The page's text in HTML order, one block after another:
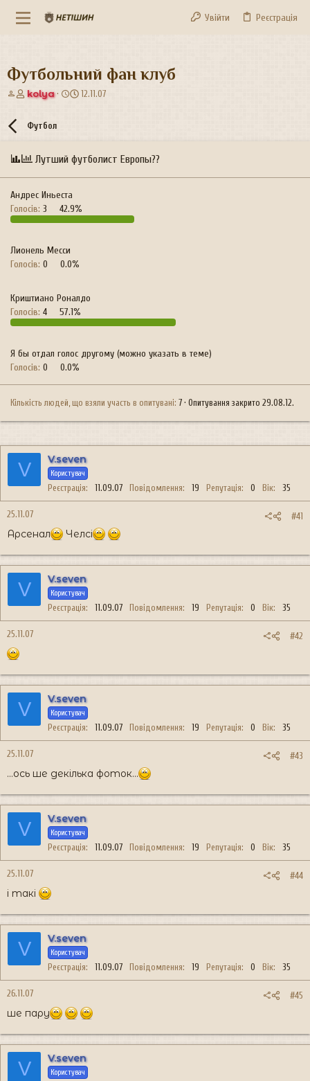
Увійти Реєстрація
Футбольний фан клуб
А
о
т
м
и
kolya
Д
т
в
о
е
н
12.11.07
Футбол
Лутший футболист Европы??
Андрес Иньеста
Голосів: 3 42.9%
Лионель Месси
Голосів: 0 0.0%
Криштиано Роналдо
Голосів: 4 57.1%
Я бы отдал голос другому (можно указать в теме)
Голосів: 0 0.0%
Кількість людей, що взяли участь в опитувані 7 Опитування закрито 29.08.12.
V V.seven
Користувач
Реєстрація 11.09.07 Повідомлення 19 Репутація 0 Вік 35
25.11.07 #41
Арсенал Челсі
V V.seven
Користувач
Реєстрація 11.09.07 Повідомлення 19 Репутація 0 Вік 35
25.11.07 #42
V V.seven
Користувач
Реєстрація 11.09.07 Повідомлення 19 Репутація 0 Вік 35
25.11.07 #43
...ось ше декілька фоток...
V V.seven
Користувач
Реєстрація 11.09.07 Повідомлення 19 Репутація 0 Вік 35
25.11.07 #44
і такі
V V.seven
Користувач
Реєстрація 11.09.07 Повідомлення 19 Репутація 0 Вік 35
26.11.07 #45
ше пару
V V.seven
Користувач